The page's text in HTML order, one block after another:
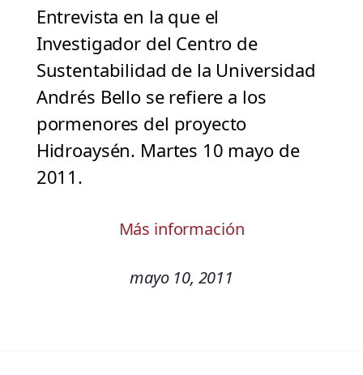
Entrevista en la que el
Investigador del Centro de
Sustentabilidad de la Universidad
Andrés Bello se refiere a los
pormenores del proyecto
Hidroaysén. Martes 10 mayo de
2011.
Más información
mayo 10, 2011